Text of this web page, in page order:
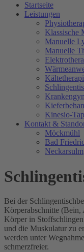
Startseite
Leistungen
Klassische
Manuelle
Manuelle
Kinesio-
Kontakt &
Möckmühl
Bad
Neckarsulm
Bei der
Körperabschnitte
Körper in
und die Muskulatur zu
werden unter
schmerzfreier.